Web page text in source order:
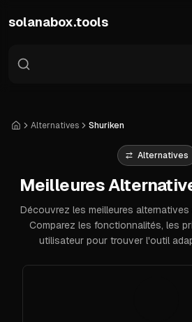
solanabox.tools
AccueilAlternatives Shuriken
Alternatives
Meilleures
Découvrez les meilleures alternatives
Comparez les fonctionnalités, les
utilisateur pour trouver l'outil